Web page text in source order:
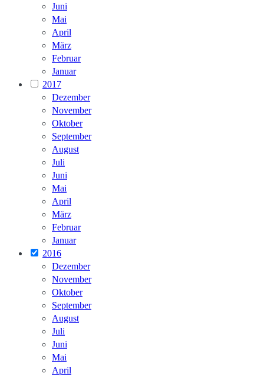
Juni
Mai
April
März
Februar
Januar
2017
Dezember
November
Oktober
September
August
Juli
Juni
Mai
April
März
Februar
Januar
2016
Dezember
November
Oktober
September
August
Juli
Juni
Mai
April